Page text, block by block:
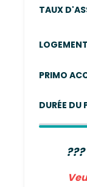
TAUX
LOGEMENT
PRIMO
Vous
DURÉE DU
???